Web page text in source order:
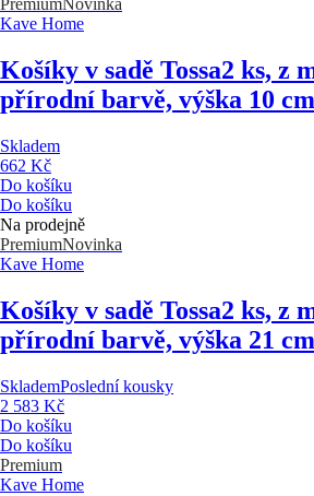
PremiumNovinka
Kave Home
Košíky v sadě Tossa2 ks, z
přírodní barvě, výška 10 cm
Skladem
662 Kč
Do košíku
Do košíku
Na prodejně
PremiumNovinka
Kave Home
Košíky v sadě Tossa2 ks, z
přírodní barvě, výška 21 cm
SklademPoslední kousky
2 583 Kč
Do košíku
Do košíku
Premium
Kave Home